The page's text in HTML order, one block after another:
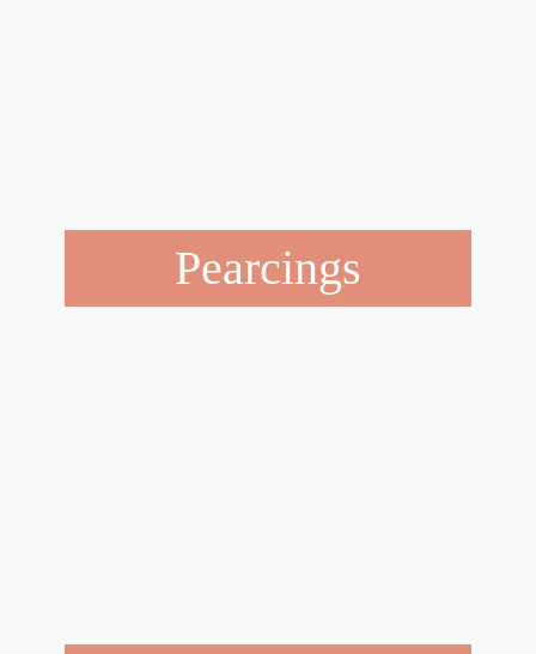
Pearcings